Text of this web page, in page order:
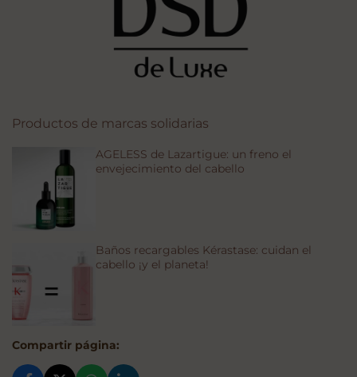
Productos de marcas solidarias
AGELESS de Lazartigue: un freno el
envejecimiento del cabello
Baños recargables Kérastase: cuidan el
cabello ¡y el planeta!
Compartir página: